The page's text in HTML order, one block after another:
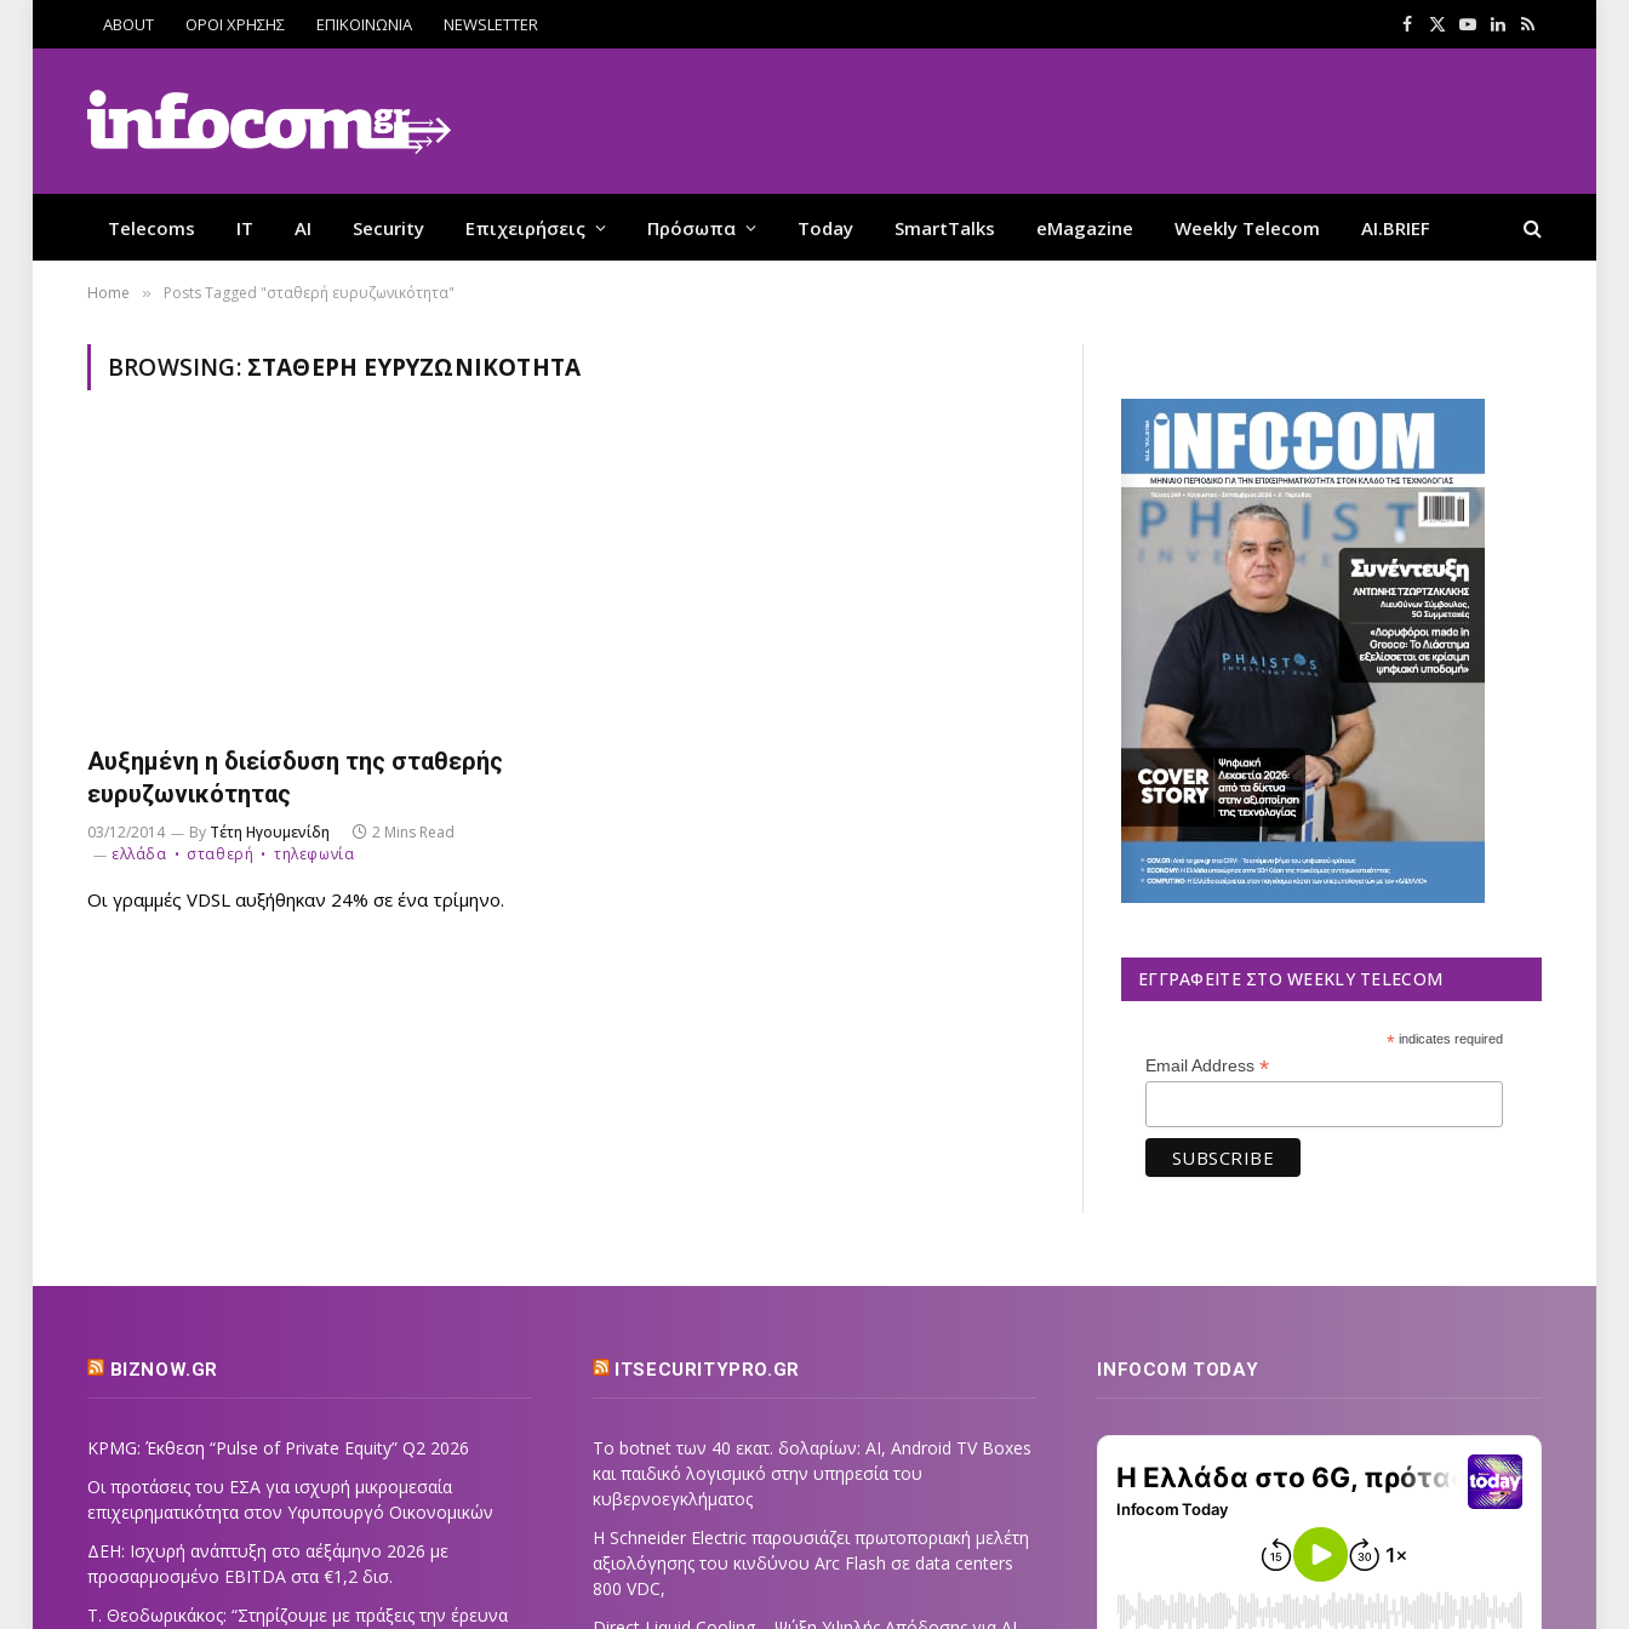
ABOUT ΟΡΟΙ ΧΡΗΣΗΣ ΕΠΙΚΟΙΝΩΝΙΑ NEWSLETTER Facebook
X
YouTube
LinkedIn
RSS
Telecoms IT AI Security Επιχειρήσεις Πρόσωπα Today SmartTalks eMagazine Weekly Telecom AI.BRIEF
Home » Posts Tagged "σταθερή ευρυζωνικότητα"
BROWSING: ΣΤΑΘΕΡΉ ΕΥΡΥΖΩΝΙΚΌΤΗΤΑ
Αυξημένη η διείσδυση της σταθερής
ευρυζωνικότητας
03/12/2014 By Τέτη Ηγουμενίδη
2 Mins Read
ελλάδα
σταθερή τηλεφωνία
Οι γραμμές VDSL αυξήθηκαν 24% σε ένα τρίμηνο.
ΕΓΓΡΑΦΕΊΤΕ ΣΤΟ WEEKLY TELECOM
*indicates required
Email Address *
BIZNOW.GR
KPMG: Έκθεση “Pulse of Private Equity” Q2 2026
Οι προτάσεις του ΕΣΑ για ισχυρή μικρομεσαία
επιχειρηματικότητα στον Υφυπουργό Οικονομικών
ΔΕΗ: Ισχυρή ανάπτυξη στο α΄εξάμηνο 2026 με
προσαρμοσμένο EBITDA στα €1,2 δισ.
Τ. Θεοδωρικάκος: “Στηρίζουμε με πράξεις την έρευνα
ITSECURITYPRO.GR
Το botnet των 40 εκατ. δολαρίων: AI, Android TV Boxes
και παιδικό λογισμικό στην υπηρεσία του
κυβερνοεγκλήματος
Η Schneider Electric παρουσιάζει πρωτοποριακή μελέτη
αξιολόγησης του κινδύνου Arc Flash σε data centers
800 VDC,
INFOCOM TODAY